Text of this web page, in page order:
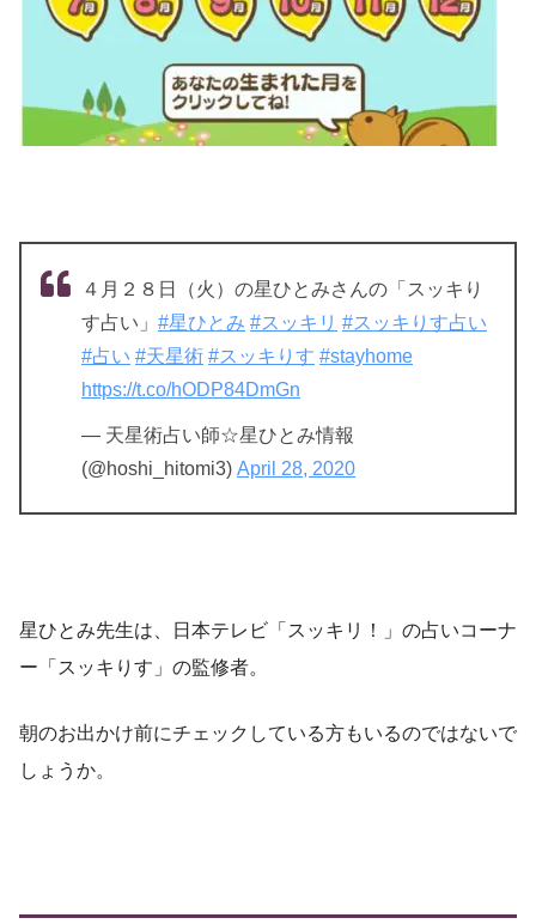
４月２８日（火）の星ひとみさんの「スッキり
す占い」 #星ひとみ #スッキリ #スッキりす占い
#占い #天星術 #スッキりす #stayhome
https://t.co/hODP84DmGn
— 天星術占い師☆星ひとみ情報
(@hoshi_hitomi3) April 28, 2020
星ひとみ先生は、日本テレビ「スッキリ！」の占いコーナ
ー「スッキりす」の監修者。
朝のお出かけ前にチェックしている方もいるのではないで
しょうか。